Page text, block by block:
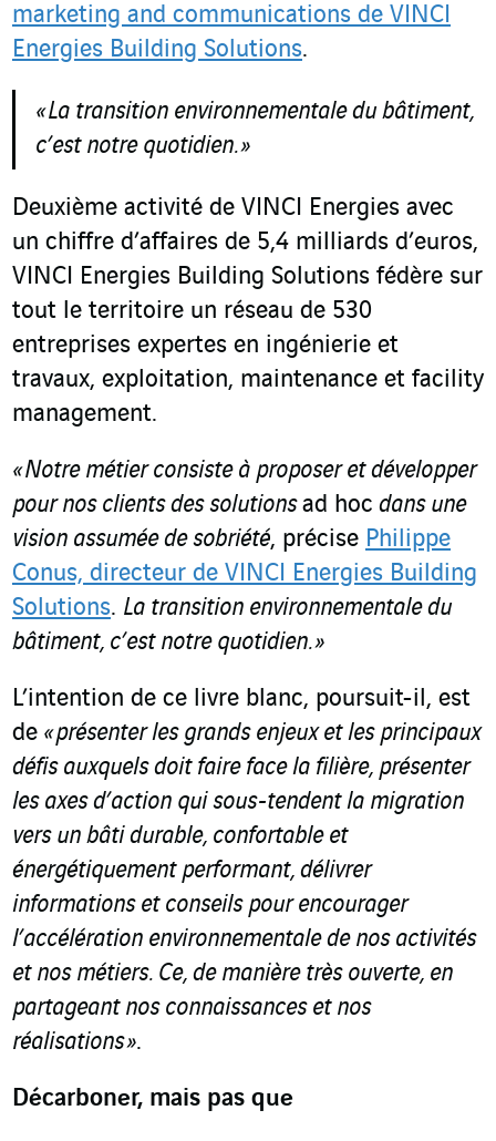
marketing and communications de VINCI
Energies Building Solutions.
« La transition environnementale du bâtiment,
c’est notre quotidien. »
Deuxième activité de VINCI Energies avec
un chiffre d’affaires de 5,4 milliards d’euros,
VINCI Energies Building Solutions fédère sur
tout le territoire un réseau de 530
entreprises expertes en ingénierie et
travaux, exploitation, maintenance et facility
management.
« Notre métier consiste à proposer et développer
pour nos clients des solutionsad hoc dans une
vision assumée de sobriété, précise Philippe
Conus, directeur de VINCI Energies Building
Solutions. La transition environnementale du
bâtiment, c’est notre quotidien. »
L’intention de ce livre blanc, poursuit-il, est
de « présenter les grands enjeux et les principaux
défis auxquels doit faire face la filière, présenter
les axes d’action qui sous-tendent la migration
vers un bâti durable, confortable et
énergétiquement performant, délivrer
informations et conseils pour encourager
l’accélération environnementale de nos activités
et nos métiers. Ce, de manière très ouverte, en
partageant nos connaissances et nos
réalisations ».
Décarboner, mais pas que